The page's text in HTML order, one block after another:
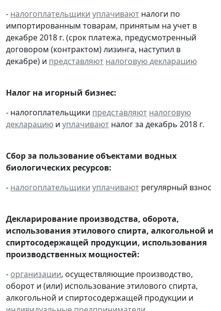
- налогоплательщики уплачивают налоги по
импортированным товарам, принятым на учет в
декабре 2018 г. (срок платежа, предусмотренный
договором (контрактом) лизинга, наступил в
декабре) и представляют налоговую декларацию
Налог на игорный бизнес:
- налогоплательщики представляют налоговую
декларацию и уплачивают налог за декабрь 2018 г.
Сбор за пользование объектами водных
биологических ресурсов:
- налогоплательщики уплачивают регулярный взнос
Декларирование производства, оборота,
использования этилового спирта, алкогольной и
спиртосодержащей продукции, использования
производственных мощностей:
- организации, осуществляющие производство,
оборот и (или) использование этилового спирта,
алкогольной и спиртосодержащей продукции и